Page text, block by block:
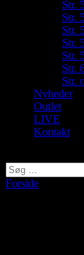
Str.
Str.
Str.
Str.
Str.
Str.
Str.
Nyheder
Outlet
LIVE
Kontakt
Forside